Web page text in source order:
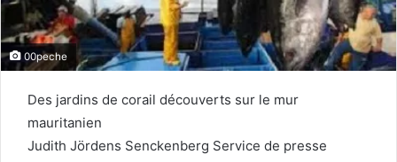
00peche
Des jardins de corail découverts sur le mur
mauritanien
Judith Jördens Senckenberg Service de presse